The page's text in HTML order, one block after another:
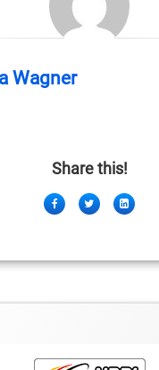
Wagner
Share this!
FacebookTwitterLinkedIn